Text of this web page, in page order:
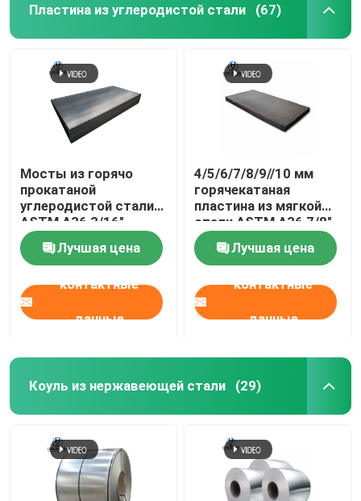
Пластина из углеродистой стали (67)
Мосты из горячо
прокатаной
углеродистой стали
ASTM A36 3/16"
Лучшая цена
контактные
данные
4/5/6/7/8/9//10 мм
горячекатаная
пластина из мягкой
стали ASTM A36 7/8"
Лучшая цена
контактные
данные
Коуль из нержавеющей стали (29)